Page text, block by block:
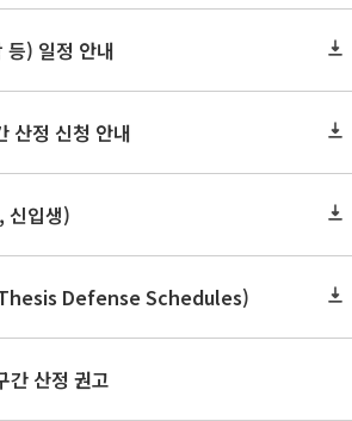
등) 일정 안내
산정 신청 안내
신입생)
(Thesis Defense Schedules)
간 산정 권고